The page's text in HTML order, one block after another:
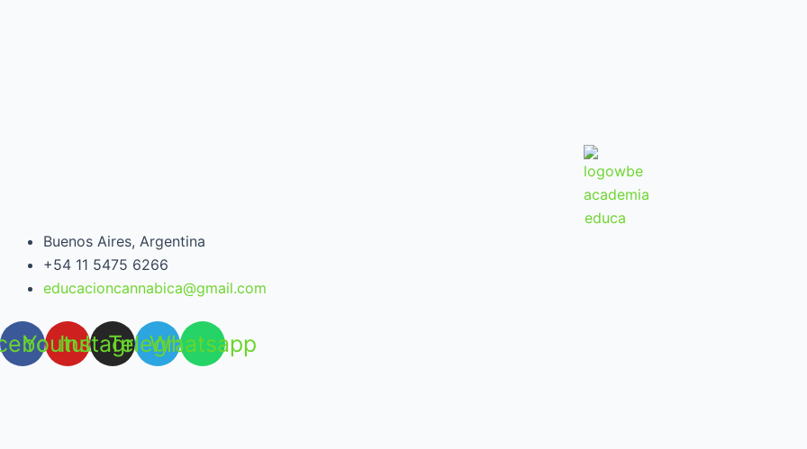
Buenos Aires, Argentina
+54 11 5475 6266
educacioncannabica@gmail.com
Youtube
Instagram
Telegram
Whatsapp